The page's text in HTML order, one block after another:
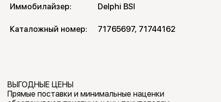
Иммобилайзер: Delphi BSI
Каталожный номер: 71765697, 71744162
ВЫГОДНЫЕ ЦЕНЫ
Прямые поставки и минимальные наценки